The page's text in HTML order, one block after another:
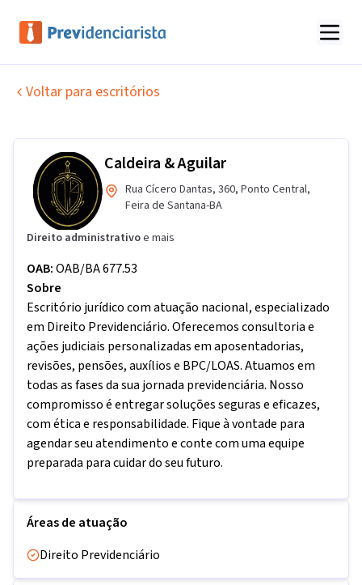
Voltar para escritórios
Caldeira & Aguilar
Rua Cícero Dantas, 360, Ponto Central,
Feira de Santana-BA
Direito administrativoe mais
OAB:OAB/BA 677.53
Sobre
Escritório jurídico com atuação nacional, especializado
em Direito Previdenciário. Oferecemos consultoria e
ações judiciais personalizadas em aposentadorias,
revisões, pensões, auxílios e BPC/LOAS. Atuamos em
todas as fases da sua jornada previdenciária. Nosso
compromisso é entregar soluções seguras e eficazes,
com ética e responsabilidade. Fique à vontade para
agendar seu atendimento e conte com uma equipe
preparada para cuidar do seu futuro.
Áreas de atuação
Direito Previdenciário